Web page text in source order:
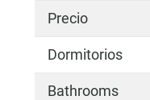
Precio
Dormitorios
Bathrooms